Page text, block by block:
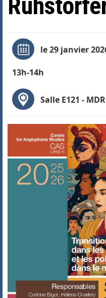
le 29 janvier
13h-14h
Salle E121 - MDR